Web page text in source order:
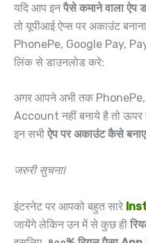
यदि आप इनपैसे कमाने वाला ऐप
तो यूपीआई ऐप्स पर अकाउंट
PhonePe, Google Pay,
लिंक से डाउनलोड करे:
अगर आपने अभी तक
Account नहीं बनाये है तो
इन सभी ऐप पर अकाउंट कैसे बनाए
जरुरी सुचना!
इंटरनेट पर आपको बहुत सारे
जायेंगे लेकिन उन में से कुछ ही